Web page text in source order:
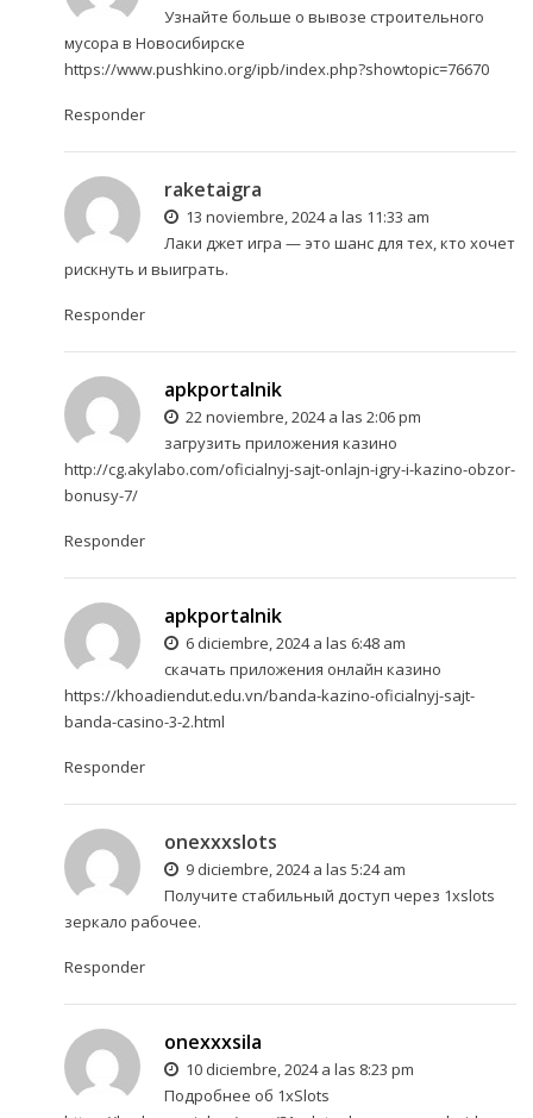
Узнайте больше о вывозе строительного
мусора в Новосибирске
https://www.pushkino.org/ipb/index.php?showtopic=76670
Responder
raketaigra
13 noviembre, 2024 a las 11:33 am
Лаки джет игра — это шанс для тех, кто хочет
рискнуть и выиграть.
Responder
apkportalnik
22 noviembre, 2024 a las 2:06 pm
загрузить приложения казино
http://cg.akylabo.com/oficialnyj-sajt-onlajn-igry-i-kazino-obzor-
bonusy-7/
Responder
apkportalnik
6 diciembre, 2024 a las 6:48 am
скачать приложения онлайн казино
https://khoadiendut.edu.vn/banda-kazino-oficialnyj-sajt-
banda-casino-3-2.html
Responder
onexxxslots
9 diciembre, 2024 a las 5:24 am
Получите стабильный доступ через 1xslots
зеркало рабочее.
Responder
onexxxsila
10 diciembre, 2024 a las 8:23 pm
Подробнее об 1xSlots